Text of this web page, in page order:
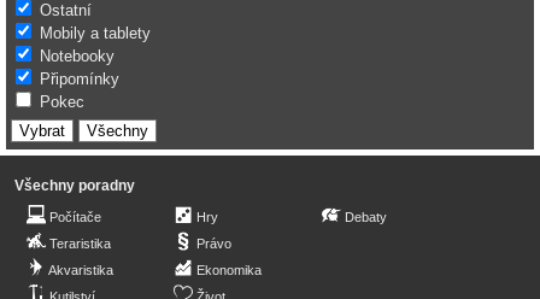
Ostatní
Mobily a tablety
Notebooky
Připomínky
Pokec
Všechny poradny
Počítače
Teraristika
Akvaristika
Hry
Právo
Ekonomika
Debaty